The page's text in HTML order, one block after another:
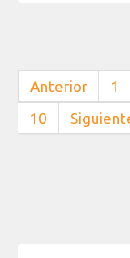
Anterior 1
10